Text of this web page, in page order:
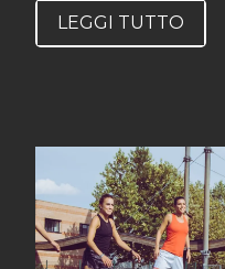
LEGGI TUTTO